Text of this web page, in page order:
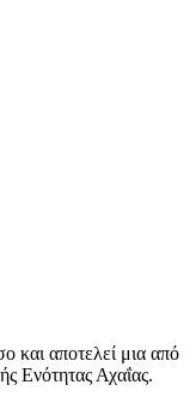
και αποτελεί μια από
Ενότητας Αχαΐας.